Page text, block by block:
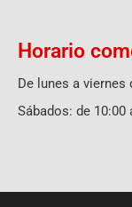
Horario
De lunes a viernes
Sábados: de 10:00